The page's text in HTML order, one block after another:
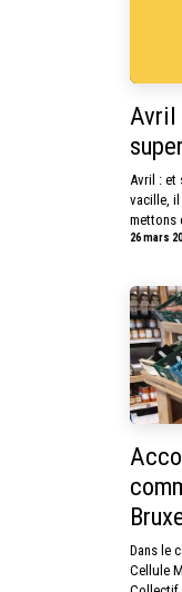
Avril
Avril : et
vacille,
mettons
26 mars
Dans le
Cellule